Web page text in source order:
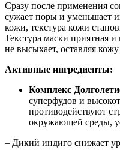
Сразу после применения
сужает поры и уменьшает
кожи, текстура кожи
Текстура маски приятная
не высыхает, оставляя
Активные ингредиенты:
Комплекс
суперфудов и
противодействуют
окружающей среды,
– Дикий индиго снижает